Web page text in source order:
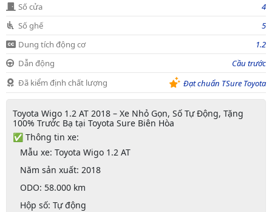
Số cửa
4
Số ghế
5
Dung tích động cơ
1.2
Dẫn động
Cầu trước
Đã kiểm định chất lượng
Đạt chuẩn TSure Toyota
Toyota Wigo 1.2 AT 2018 – Xe Nhỏ Gọn, Số Tự Động, Tặng
100% Trước Bạ tại Toyota Sure Biên Hòa
✅ Thông tin xe:
Mẫu xe: Toyota Wigo 1.2 AT
Năm sản xuất: 2018
ODO: 58.000 km
Hộp số: Tự động